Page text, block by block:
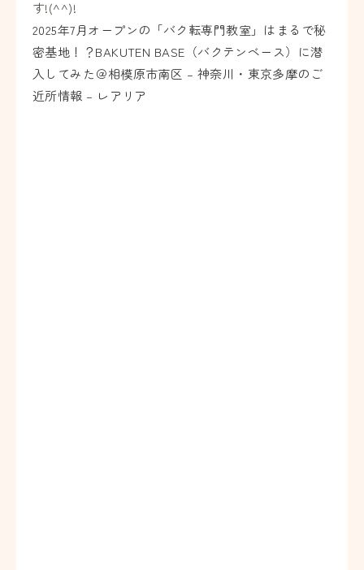
す!(^^)!
2025年7月オープンの「バク転専門教室」はまるで秘
密基地！？BAKUTEN BASE（バクテンベース）に潜
入してみた＠相模原市南区 – 神奈川・東京多摩のご
近所情報 – レアリア